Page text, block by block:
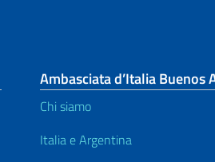
Ambasciata d’Italia Buenos
Chi siamo
Italia e Argentina